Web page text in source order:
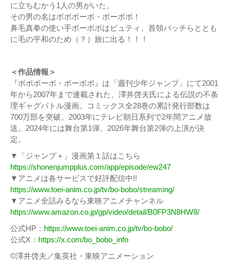
に立ちむかう1人の男がいた。
その男の名はボボボーボ・ボーボボ！
鼻毛真拳の使い手ボーボボはビュティ、首領パッチらととも
に毛の平和のため（？）旅に出る！！！
＜作品情報＞
『ボボボーボ・ボーボボ』は「週刊少年ジャンプ」にて2001
年から2007年まで連載された、澤井啓夫⽒による伝説の不条
理ギャグバトル漫画。コミックス全28巻の累計発⾏部数は
700万部を突破。2003年にテレビ朝日系列で2年間アニメ放
送。2024年には舞台第1弾、2026年舞台第2弾の上演が決
定。
▼「ジャンプ＋」漫画第１話はこちら
https://shonenjumpplus.com/app/episode/ew247
▼アニメは各サービスで好評配信中!!
https://www.toei-anim.co.jp/tv/bo-bobo/streaming/
▼アニメ全話みるなら東映アニメチャンネル
https://www.amazon.co.jp/gp/video/detail/B0FP3N8HW8/
公式HP： https://www.toei-anim.co.jp/tv/bo-bobo/
公式X： https://x.com/bo_bobo_info
©澤井啓夫／集英社・東映アニメーション